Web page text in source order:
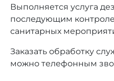
Выполняется услуга
последующим
санитарных
Заказать обработку
можно телефонным